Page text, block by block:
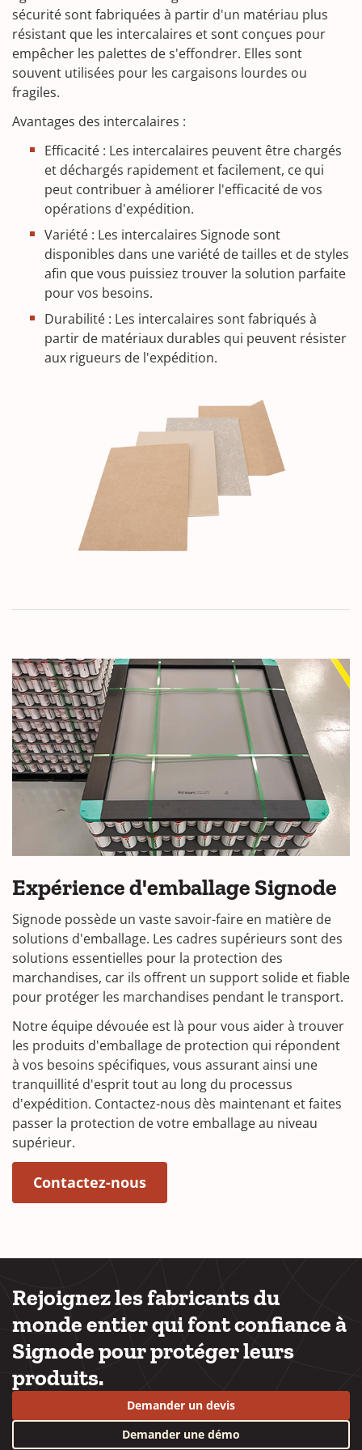
sécurité sont fabriquées à partir d'un matériau plus
résistant que les intercalaires et sont conçues pour
empêcher les palettes de s'effondrer. Elles sont
souvent utilisées pour les cargaisons lourdes ou
fragiles.
Avantages des intercalaires :
Efficacité : Les intercalaires peuvent être chargés
et déchargés rapidement et facilement, ce qui
peut contribuer à améliorer l'efficacité de vos
opérations d'expédition.
Variété : Les intercalaires Signode sont
disponibles dans une variété de tailles et de styles
afin que vous puissiez trouver la solution parfaite
pour vos besoins.
Durabilité : Les intercalaires sont fabriqués à
partir de matériaux durables qui peuvent résister
aux rigueurs de l'expédition.
Expérience d'emballage Signode
Signode possède un vaste savoir-faire en matière de
solutions d'emballage. Les cadres supérieurs sont des
solutions essentielles pour la protection des
marchandises, car ils offrent un support solide et fiable
pour protéger les marchandises pendant le transport.
Notre équipe dévouée est là pour vous aider à trouver
les produits d'emballage de protection qui répondent
à vos besoins spécifiques, vous assurant ainsi une
tranquillité d'esprit tout au long du processus
d'expédition. Contactez-nous dès maintenant et faites
passer la protection de votre emballage au niveau
supérieur.
Contactez-nous
Rejoignez les fabricants du
monde entier qui font confiance à
Signode pour protéger leurs
produits.
Demander un devis
Demander une démo